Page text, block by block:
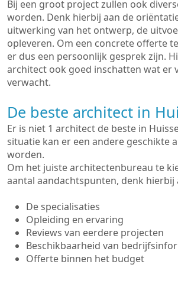
Bij een groot project zullen ook
worden. Denk hierbij aan de
uitwerking van het ontwerp, de
opleveren. Om een concrete offerte
er dus een persoonlijk gesprek zijn.
architect ook goed inschatten wat er
verwacht.
De beste architect in
Er is niet 1 architect de beste in
situatie kan er een andere geschikte
worden.
Om het juiste architectenbureau te
aantal aandachtspunten, denk hierbij
De specialisaties
Opleiding en ervaring
Reviews van eerdere projecten
Beschikbaarheid van
Offerte binnen het budget